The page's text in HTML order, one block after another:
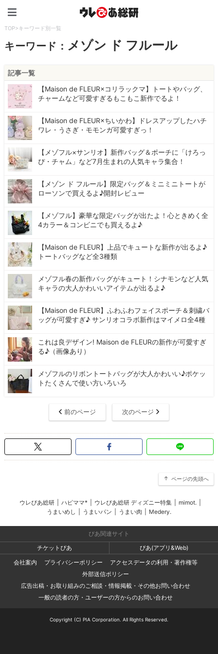
TOP>キーワード別一覧
キーワード： メゾン ド フルール
記事一覧
【Maison de FLEUR×コリラックマ】トートやバッグ、
チャームなど可愛すぎるもこもこ新作でるよ！
【Maison de FLEUR×ちいかわ】ドレスアップしたハチ
ワレ・うさぎ・モモンガ可愛すぎっ！
【メゾフル×サンリオ】新作バッグ＆ポーチに「けろっ
ぴ・チャム」など7月生まれの人気キャラ集合！
【メゾン ド フルール】限定バッグ＆ミニミニトートが
ローソンで買えるよ♪開封レビュー
【メゾフル】豪華な限定バッグが出たよ！心ときめく全
4カラー＆コンビニでも買えるよ♪
【Maison de FLEUR】上品でキュートな新作が出るよ♪
トートバッグなど全3種類
メゾフル春の新作バッグがキュート！シナモンなど人気
キャラの大人かわいいアイテムが出るよ♪
【Maison de FLEUR】ふわふわフェイスポーチ＆刺繍バ
ッグが可愛すぎ♪ サンリオコラボ新作はマイメロ全4種
これは良デザイン! Maison de FLEURの新作が可愛すぎ
る♪（画像あり）
メゾフルのリボントートバッグが大人かわいい♪ポケッ
トたくさんで使い方いろいろ
前のページ 次のページ
ページの先頭へ
ウレぴあ総研 ハピママ* ウレぴあ総研 ディズニー特集 mimot.
うまいめし
うまいパン うまい肉 Medery.
ぴあ関連サイト
チケットぴあ
ぴあ(アプリ&Web)
会社案内
プライバシーポリシー
アクセスデータの利用・著作権等
外部送信ポリシー
広告出稿・お取り組みのご相談・情報掲載・その他お問い合わせ
一般の読者の方・ユーザーの方からのお問い合わせ
Copyright (C) PIA Corporation. All Rights Reserved.